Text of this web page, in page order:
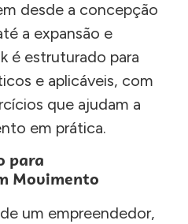
desde a concepção
a expansão e
é estruturado para
e aplicáveis, com
que ajudam a
em prática.
para
Movimento
um empreendedor,